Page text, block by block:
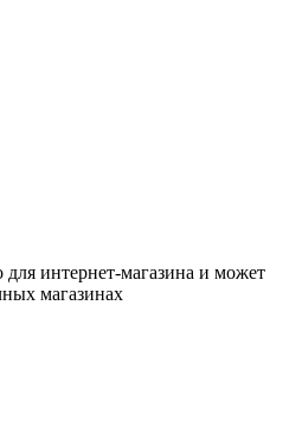
для интернет-магазина и может
магазинах